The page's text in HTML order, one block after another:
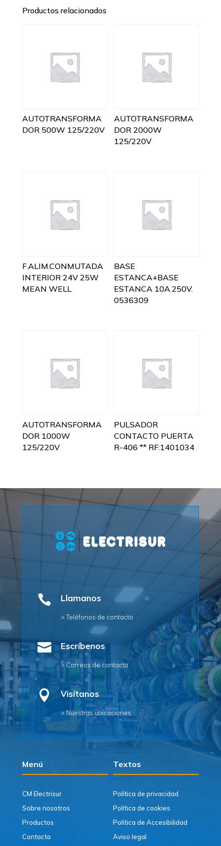
Productos relacionados
AUTOTRANSFORMA
DOR 500W 125/220V
AUTOTRANSFORMA
DOR 2000W
125/220V
F.ALIM.CONMUTADA
INTERIOR 24V 25W
MEAN WELL
BASE
ESTANCA+BASE
ESTANCA 10A.250V.
0536309
AUTOTRANSFORMA
DOR 1000W
125/220V
PULSADOR
CONTACTO PUERTA
R-406 ** RF:1401034
 Llamanos
> Teléfonos de contacto
 Escríbenos
> Correos de contacto
 Visítanos
> Nuestras ubicaciones
Menú Textos
CM Electrisur
Sobre nosotros
Productos
Contacto
Política de privacidad
Política de cookies
Política de Accesibilidad
Aviso legal